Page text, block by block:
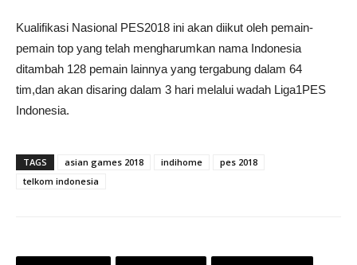
Kualifikasi Nasional PES2018 ini akan diikut oleh pemain-
pemain top yang telah mengharumkan nama Indonesia
ditambah 128 pemain lainnya yang tergabung dalam 64
tim,dan akan disaring dalam 3 hari melalui wadah Liga1PES
Indonesia.
TAGS asian games 2018 indihome
pes 2018
telkom indonesia